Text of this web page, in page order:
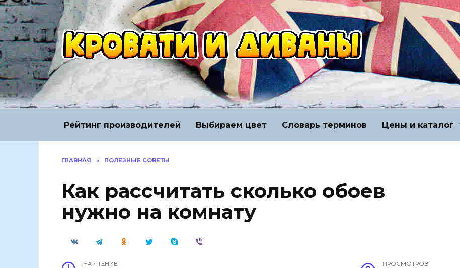
Перейти
к
содержанию
Рейтинг производителей Выбираем цвет Словарь терминов Цены и каталог
ГЛАВНАЯ » ПОЛЕЗНЫЕ СОВЕТЫ
Как рассчитать сколько обоев
нужно на комнату
НА ЧТЕНИЕ ПРОСМОТРОВ